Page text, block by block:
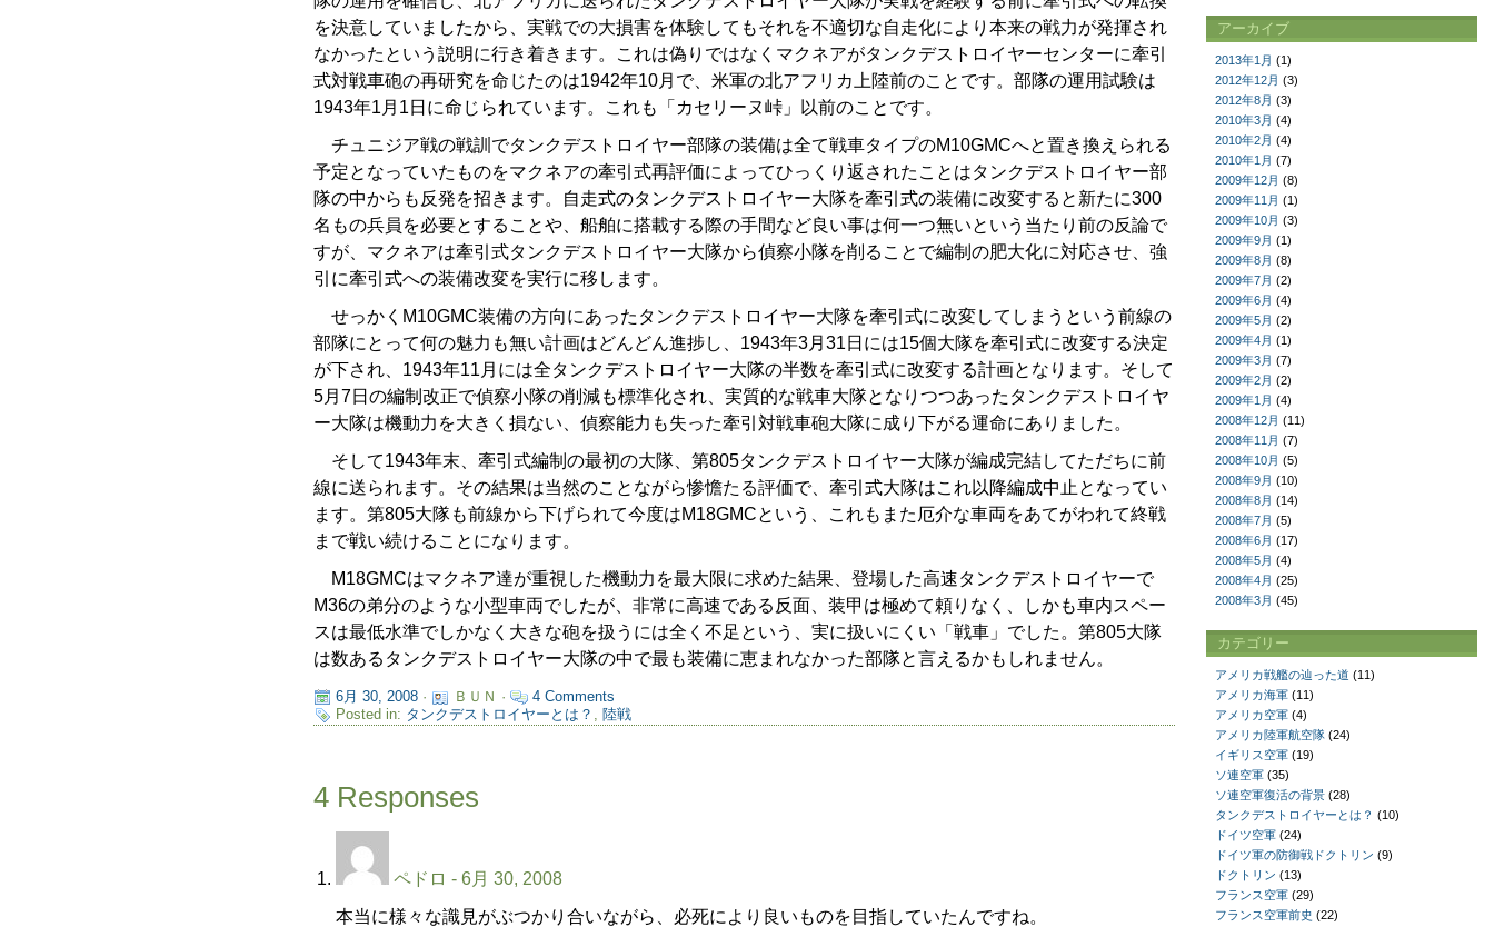
を決意していましたから、実戦での大損害を体験してもそれを不適切な自走化により本来の戦力が発揮され
なかったという説明に行き着きます。これは偽りではなくマクネアがタンクデストロイヤーセンターに牽引
式対戦車砲の再研究を命じたのは1942年10月で、米軍の北アフリカ上陸前のことです。部隊の運用試験は
1943年1月1日に命じられています。これも「カセリーヌ峠」以前のことです。
チュニジア戦の戦訓でタンクデストロイヤー部隊の装備は全て戦車タイプのM10GMCへと置き換えられる
予定となっていたものをマクネアの牽引式再評価によってひっくり返されたことはタンクデストロイヤー部
隊の中からも反発を招きます。自走式のタンクデストロイヤー大隊を牽引式の装備に改変すると新たに300
名もの兵員を必要とすることや、船舶に搭載する際の手間など良い事は何一つ無いという当たり前の反論で
すが、マクネアは牽引式タンクデストロイヤー大隊から偵察小隊を削ることで編制の肥大化に対応させ、強
引に牽引式への装備改変を実行に移します。
せっかくM10GMC装備の方向にあったタンクデストロイヤー大隊を牽引式に改変してしまうという前線の
部隊にとって何の魅力も無い計画はどんどん進捗し、1943年3月31日には15個大隊を牽引式に改変する決定
が下され、1943年11月には全タンクデストロイヤー大隊の半数を牽引式に改変する計画となります。そして
5月7日の編制改正で偵察小隊の削減も標準化され、実質的な戦車大隊となりつつあったタンクデストロイヤ
ー大隊は機動力を大きく損ない、偵察能力も失った牽引対戦車砲大隊に成り下がる運命にありました。
そして1943年末、牽引式編制の最初の大隊、第805タンクデストロイヤー大隊が編成完結してただちに前
線に送られます。その結果は当然のことながら惨憺たる評価で、牽引式大隊はこれ以降編成中止となってい
ます。第805大隊も前線から下げられて今度はM18GMCという、これもまた厄介な車両をあてがわれて終戦
まで戦い続けることになります。
M18GMCはマクネア達が重視した機動力を最大限に求めた結果、登場した高速タンクデストロイヤーで
M36の弟分のような小型車両でしたが、非常に高速である反面、装甲は極めて頼りなく、しかも車内スペー
スは最低水準でしかなく大きな砲を扱うには全く不足という、実に扱いにくい「戦車」でした。第805大隊
は数あるタンクデストロイヤー大隊の中で最も装備に恵まれなかった部隊と言えるかもしれません。
6月 30, 2008 · ＢＵＮ ·
4 Comments
Posted in: タンクデストロイヤーとは？ , 陸戦
4 Responses
ペドロ - 6月 30, 2008
本当に様々な識見がぶつかり合いながら、必死により良いものを目指していたんですね。
アーカイブ
2013年1月 (1)
2012年12月 (3)
2012年8月 (3)
2010年3月 (4)
2010年2月 (4)
2010年1月 (7)
2009年12月 (8)
2009年11月 (1)
2009年10月 (3)
2009年9月 (1)
2009年8月 (8)
2009年7月 (2)
2009年6月 (4)
2009年5月 (2)
2009年4月 (1)
2009年3月 (7)
2009年2月 (2)
2009年1月 (4)
2008年12月 (11)
2008年11月 (7)
2008年10月 (5)
2008年9月 (10)
2008年8月 (14)
2008年7月 (5)
2008年6月 (17)
2008年5月 (4)
2008年4月 (25)
2008年3月 (45)
カテゴリー
アメリカ戦艦の辿った道 (11)
アメリカ海軍(11)
アメリカ空軍(4)
アメリカ陸軍航空隊(24)
イギリス空軍(19)
ソ連空軍(35)
ソ連空軍復活の背景(28)
タンクデストロイヤーとは？ (10)
ドイツ空軍(24)
ドイツ軍の防御戦ドクトリン (9)
ドクトリン (13)
フランス空軍(29)
フランス空軍前史 (22)